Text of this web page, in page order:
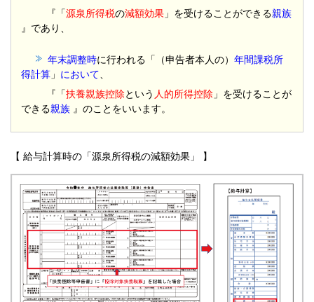
『「源泉所得税の減額効果 」を受けることができる親族
』であり、
年末調整時に行われる「（申告者本人の）年間課税所
得計算 」 において
『「扶養親族控除という 人的所得控除 」を受けることが
できる親族 』のことをいいます。
【 給与計算時の「源泉所得税の減額効果」 】